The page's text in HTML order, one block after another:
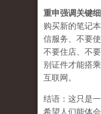
重申强调关键
购买新的笔记
信服务、不要
不要住店、不
别证件才能搭
互联网。
结语：这只是
希望人们能体